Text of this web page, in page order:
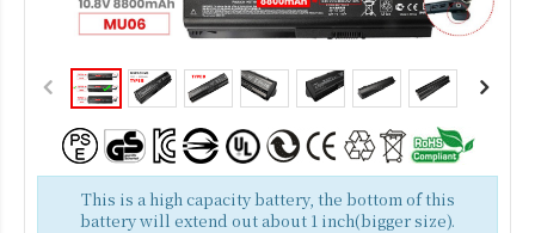
This is a high capacity battery, the bottom of this
battery will extend out about 1 inch(bigger size).